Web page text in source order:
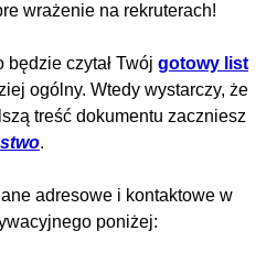
wrażenie na rekruterach!
czytał Twój gotowy list
ogólny. Wtedy wystarczy, że
treść dokumentu zaczniesz
.
adresowe i kontaktowe w
poniżej: